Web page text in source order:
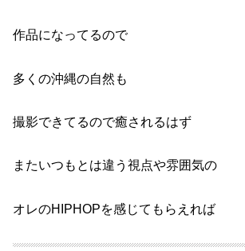
作品になってるので
多くの沖縄の自然も
撮影できてるので癒されるはず
またいつもとは違う視点や雰囲気の
オレのHIPHOPを感じてもらえれば